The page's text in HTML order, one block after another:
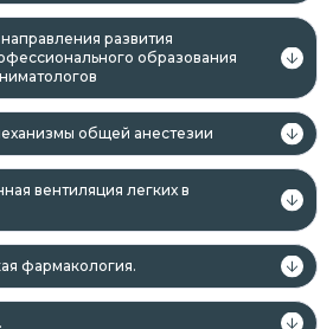
учитывает
стандарты,
требования, указанные в
справочниках по должности,
или
требованию к
знаниям и навыкам,
должностных
развития
образования
общей анестезии
вентиляция легких в
фармакология.